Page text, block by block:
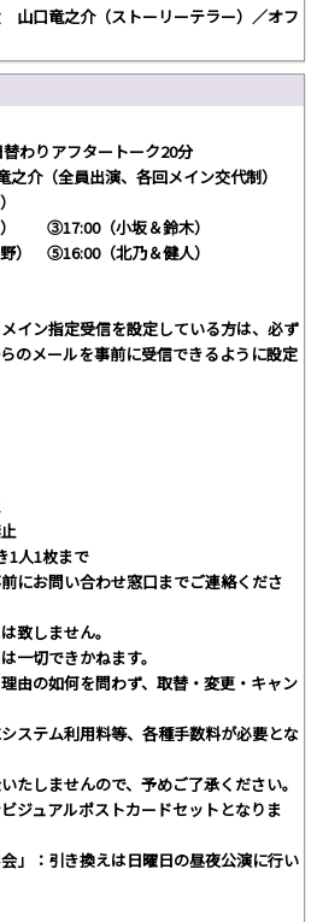
口竜之介（ストーリーテラー）／オフ
りアフタートーク20分
介（全員出演、各回メイン交代制）
③17:00（小坂＆鈴木）
） ⑤16:00（北乃＆健人）
イン指定受信を設定している方は、必ず
のメールを事前に受信できるように設定
1人1枚まで
にお問い合わせ窓口までご連絡くださ
致しません。
一切できかねます。
由の如何を問わず、取替・変更・キャン
ステム利用料等、各種手数料が必要とな
たしませんので、予めご了承ください。
ジュアルポストカードセットとなりま
」：引き換えは日曜日の昼夜公演に行い